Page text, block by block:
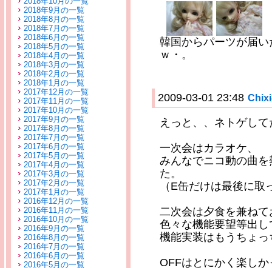
2018年9月の一覧
2018年8月の一覧
2018年7月の一覧
2018年6月の一覧
2018年5月の一覧
2018年4月の一覧
2018年3月の一覧
2018年2月の一覧
2018年1月の一覧
2017年12月の一覧
2017年11月の一覧
2017年10月の一覧
2017年9月の一覧
2017年8月の一覧
2017年7月の一覧
2017年6月の一覧
2017年5月の一覧
2017年4月の一覧
2017年3月の一覧
2017年2月の一覧
2017年1月の一覧
2016年12月の一覧
2016年11月の一覧
2016年10月の一覧
2016年9月の一覧
2016年8月の一覧
2016年7月の一覧
2016年6月の一覧
2016年5月の一覧
韓国からパーツが届
ｗ・。
2009-03-01 23:48 Chixi
えっと、、ネトゲし
一次会はカラオケ、
みんなでニコ動の曲
た。
（E缶だけは最後に
二次会は夕食を兼ね
色々な機能要望等出
機能実装はもうちょ
OFFはとにかく楽し